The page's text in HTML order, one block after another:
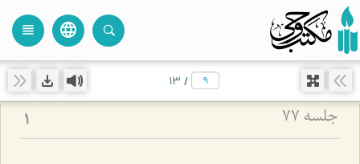
language
view_headline
/
13
جلسه ۷۷ 1